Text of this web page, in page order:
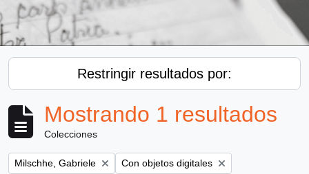
Restringir resultados por:
Mostrando 1 resultados
Colecciones
Remove filter:
Milschhe, Gabriele Remove filter:
Con objetos digitales